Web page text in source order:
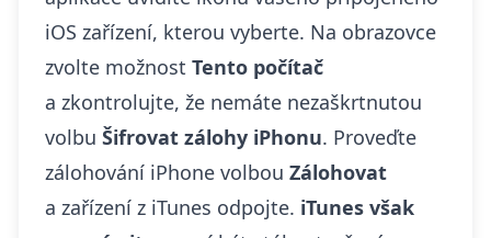
iOS zařízení, kterou vyberte. Na obrazovce
zvolte možnost Tento počítač
a zkontrolujte, že nemáte nezaškrtnutou
volbu Šifrovat zálohy iPhonu. Proveďte
zálohování iPhone volbou Zálohovat
a zařízení z iTunes odpojte. iTunes však